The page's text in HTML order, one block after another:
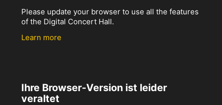
Please update your browser to use all the features
of the Digital Concert Hall.
Learn more
Ihre Browser-Version ist leider
veraltet